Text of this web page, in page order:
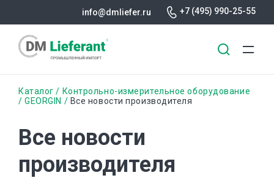
содержанию
info@dmliefer.ru +7 (495) 990-25-55
Строка
Каталог
Контрольно-измерительное оборудование
GEORGIN
Все новости производителя
Все новости
производителя